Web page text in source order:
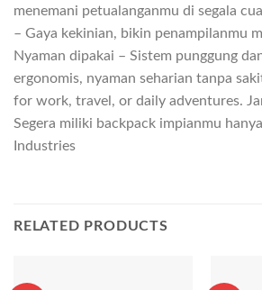
menemani petualanganmu di segala
– Gaya kekinian, bikin penampilanmu
Nyaman dipakai – Sistem punggung
ergonomis, nyaman seharian tanpa
for work, travel, or daily adventures.
Segera miliki backpack impianmu
Industries
RELATED PRODUCTS